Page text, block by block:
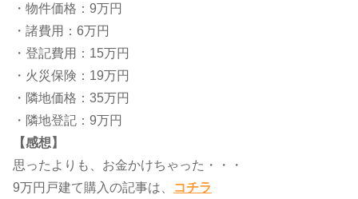
・物件価格：9万円
・諸費用：6万円
・登記費用：15万円
・火災保険：19万円
・隣地価格：35万円
・隣地登記：9万円
【感想】
思ったよりも、お金かけちゃった・・・
9万円戸建て購入の記事は、​​
コチラ